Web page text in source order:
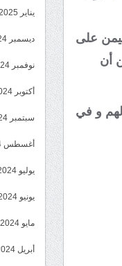
على
أن
و في
يناير 2025
ديسمبر 2024
نوفمبر 2024
أكتوبر 2024
سبتمبر 2024
أغسطس 2024
يوليو 2024
يونيو 2024
مايو 2024
أبريل 2024